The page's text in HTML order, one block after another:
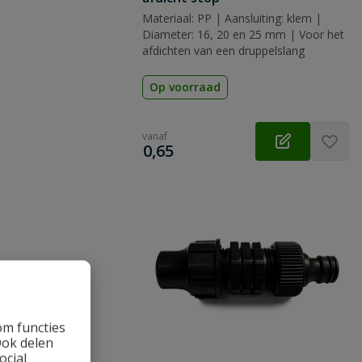
functies
delen
Materiaal: PP | Aansluiting: klem |
Diameter: 16, 20 en 25 mm | Voor het
afdichten van een druppelslang
Op voorraad
vanaf
€
0,65